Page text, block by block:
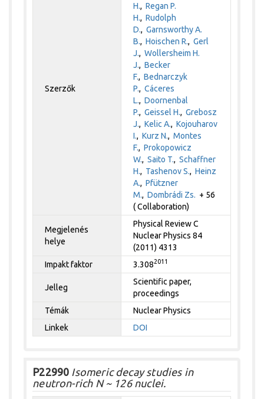
Szerzők
H.,Regan P.
H.,Rudolph
D.,Garnsworthy A.
B.,Hoischen R.,Gerl
J.,Wollersheim H.
J.,Becker
F.,Bednarczyk
P.,Cáceres
L.,Doornenbal
P.,Geissel H.,Grebosz
J.,Kelic A.,Kojouharov
I.,Kurz N.,Montes
F.,Prokopowicz
W.,Saito T.,Schaffner
H., Tashenov S.,Heinz
A.,Pfützner
M.,Dombrádi Zs. + 56
( Collaboration)
Megjelenés
helye
Physical Review C
Nuclear Physics 84
(2011) 4313
Impakt faktor
3.3082011
Jelleg
Scientific paper,
proceedings
Témák
Nuclear Physics
Linkek
DOI
P22990 Isomeric decay studies in
neutron-rich N ~ 126 nuclei.